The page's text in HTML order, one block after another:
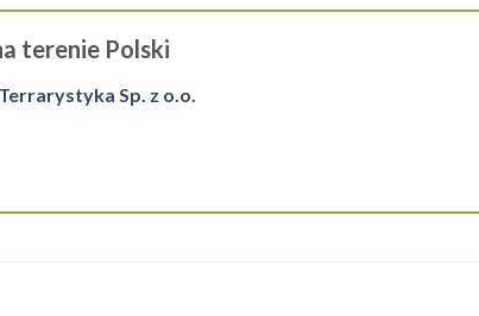
terenie Polski
Sp. z o.o.